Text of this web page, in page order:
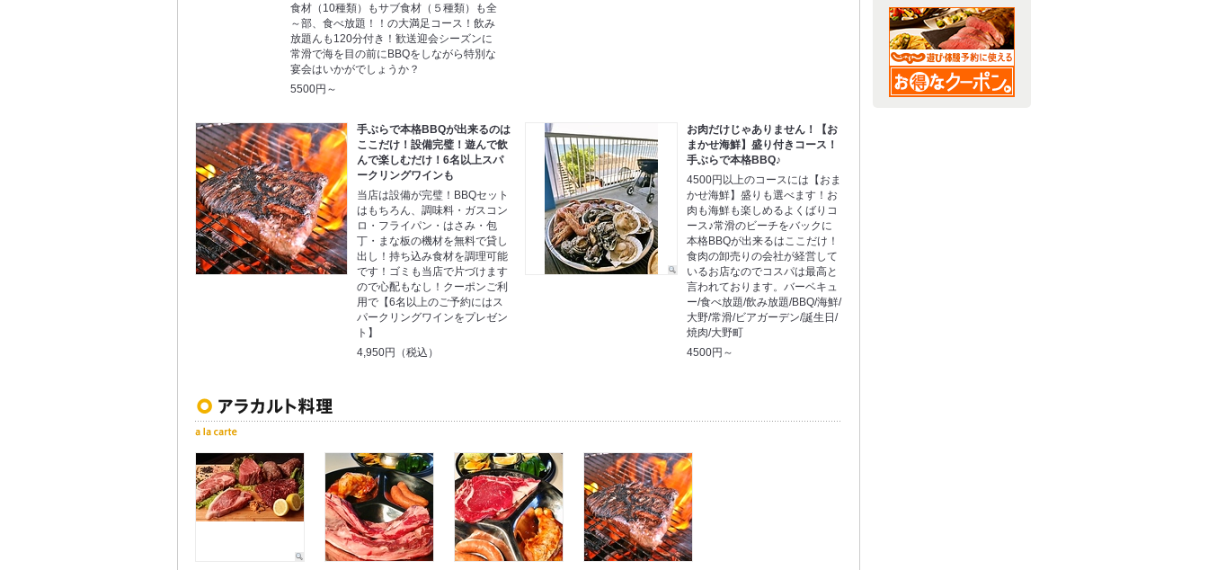
食材（10種類）もサブ食材（５種類）も全
～部、食べ放題！！の大満足コース！飲み
放題んも120分付き！歓送迎会シーズンに
常滑で海を目の前にBBQをしながら特別な
宴会はいかがでしょうか？
5500円～
手ぶらで本格BBQが出来るのは
ここだけ！設備完璧！遊んで飲
んで楽しむだけ！6名以上スパ
ークリングワインも
当店は設備が完璧！BBQセット
はもちろん、調味料・ガスコン
ロ・フライパン・はさみ・包
丁・まな板の機材を無料で貸し
出し！持ち込み食材を調理可能
です！ゴミも当店で片づけます
ので心配もなし！クーポンご利
用で【6名以上のご予約にはス
パークリングワインをプレゼン
ト】
4,950円（税込）
お肉だけじゃありません！【お
まかせ海鮮】盛り付きコース！
手ぶらで本格BBQ♪
4500円以上のコースには【おま
かせ海鮮】盛りも選べます！お
肉も海鮮も楽しめるよくばりコ
ース♪常滑のビーチをバックに
本格BBQが出来るはここだけ！
食肉の卸売りの会社が経営して
いるお店なのでコスパは最高と
言われております。バーベキュ
ー/食べ放題/飲み放題/BBQ/海鮮/
大野/常滑/ビアガーデン/誕生日/
焼肉/大野町
4500円～